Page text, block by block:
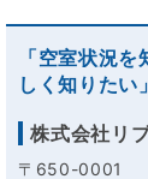
「空室状況
しく知りたい
株式会社リ
〒650-0001